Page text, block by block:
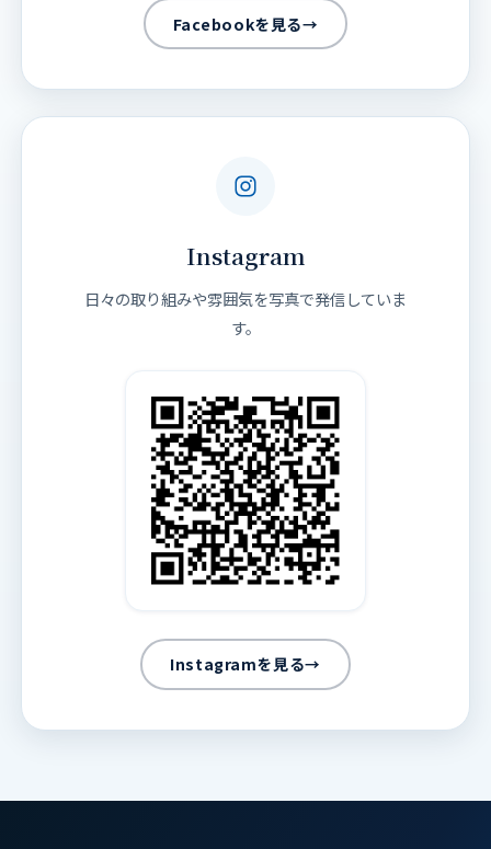
Facebookを見る→
Instagram
日々の取り組みや雰囲気を写真で発信していま
す。
Instagramを見る→